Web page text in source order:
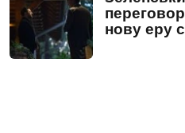
нову еру